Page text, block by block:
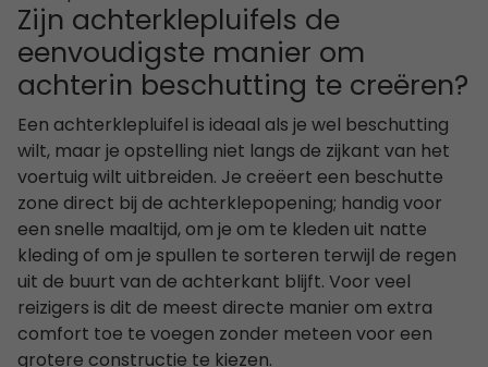
Zijn achterklepluifels de
eenvoudigste manier om
achterin beschutting te creëren?
Een achterklepluifel is ideaal als je wel beschutting
wilt, maar je opstelling niet langs de zijkant van het
voertuig wilt uitbreiden. Je creëert een beschutte
zone direct bij de achterklepopening; handig voor
een snelle maaltijd, om je om te kleden uit natte
kleding of om je spullen te sorteren terwijl de regen
uit de buurt van de achterkant blijft. Voor veel
reizigers is dit de meest directe manier om extra
comfort toe te voegen zonder meteen voor een